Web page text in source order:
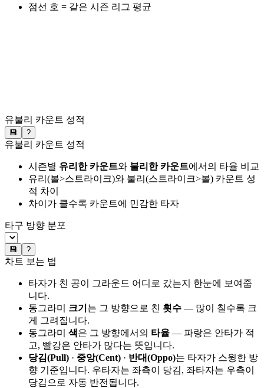
점선 호 = 같은 시즌 리그 평균
유불리 카운트 성적
💾 ?
유불리 카운트 성적
시즌별 유리한 카운트와 불리한 카운트에서의 타율 비교
유리(볼>스트라이크)와 불리(스트라이크>볼) 카운트 성
적 차이
차이가 클수록 카운트에 민감한 타자
타구 방향 분포
💾 ?
차트 보는 법
타자가 친 공이 그라운드 어디로 갔는지 한눈에 보여줍
니다.
동그라미 크기 는 그 방향으로 친 횟수 — 많이 칠수록 크
게 그려집니다.
동그라미 색은 그 방향에서의 타율 — 파랑은 안타가 적
고, 빨강은 안타가 많다는 뜻입니다.
당김(Pull) · 중앙(Cent) · 반대(Oppo)는 타자가 스윙한 방
향 기준입니다. 우타자는 좌측이 당김, 좌타자는 우측이
당김으로 자동 반전됩니다.